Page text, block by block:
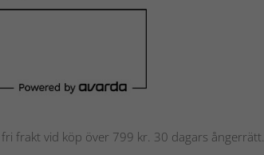
frakt vid köp över 799 kr. 30 dagars ångerrätt.